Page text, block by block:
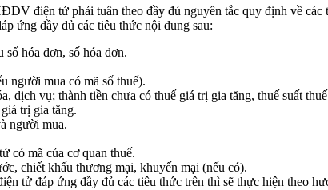
điện tử phải tuân theo đầy đủ nguyên tắc quy định về
ứng đầy đủ các tiêu thức nội dung sau:
hóa đơn, số hóa đơn.
người mua có mã số thuế).
dịch vụ; thành tiền chưa có thuế giá trị gia tăng, thuế suất
trị gia tăng.
người mua.
có mã của cơ quan thuế.
chiết khấu thương mại, khuyến mại (nếu có).
tử đáp ứng đầy đủ các tiêu thức trên thì sẽ thực hiện theo